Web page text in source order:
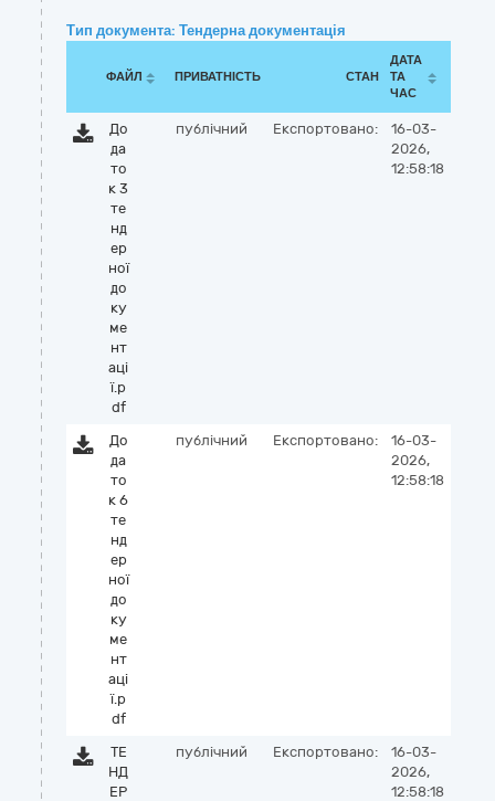
Тип документа: Тендерна документація
ФАЙЛ ПРИВАТНІСТЬ СТАН
ДАТА
ТА
ЧАС
До
да
то
к 3
те
нд
ер
ної
до
ку
ме
нт
аці
ї.p
df
публічний Експортовано:
16-03-
2026,
12:58:18
До
да
то
к 6
те
нд
ер
ної
до
ку
ме
нт
аці
ї.p
df
публічний Експортовано:
16-03-
2026,
12:58:18
ТЕ
НД
ЕР
публічний Експортовано:
16-03-
2026,
12:58:18